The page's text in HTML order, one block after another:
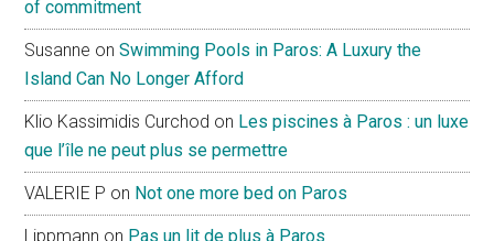
of commitment
Susanne onSwimming Pools in Paros: A Luxury the
Island Can No Longer Afford
Klio Kassimidis Curchod on Les piscines à Paros : un luxe
que l’île ne peut plus se permettre
VALERIE P on Not one more bed on Paros
Lippmann on Pas un lit de plus à Paros